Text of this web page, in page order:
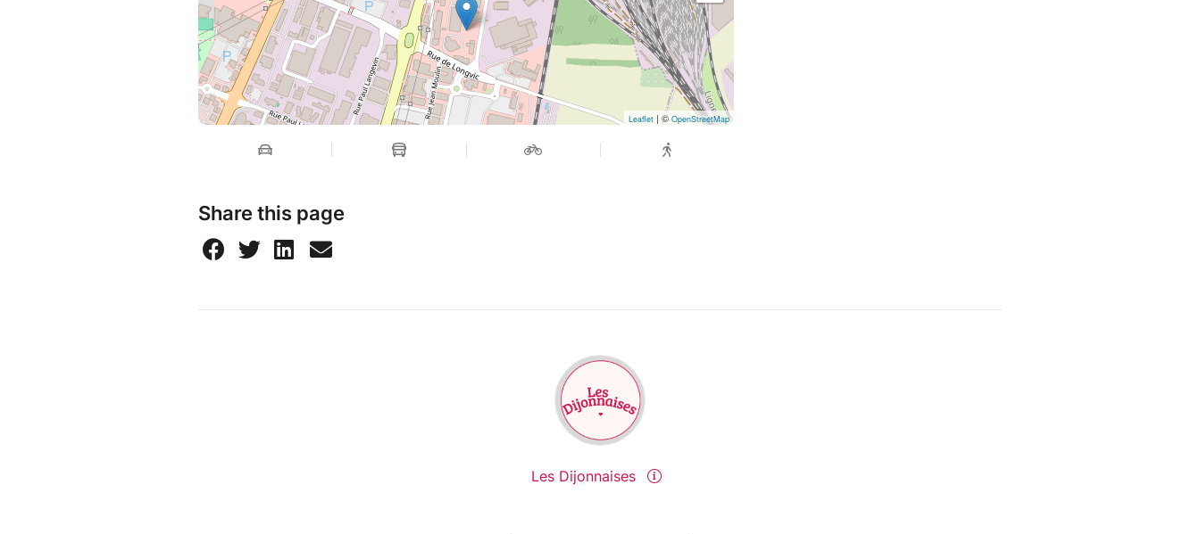
Leaflet | © OpenStreetMap
Share this page
Les Dijonnaises